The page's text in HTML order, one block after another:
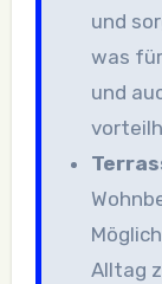
und
was
und
Alltag